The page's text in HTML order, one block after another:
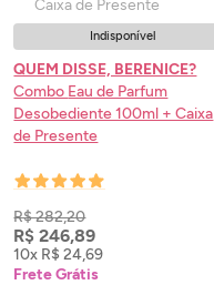
Indisponível
QUEM DISSE, BERENICE?
Combo Eau de Parfum
Desobediente 100ml + Caixa
de Presente
R$ 282,20
R$ 246,89
10x R$ 24,69
Frete Grátis